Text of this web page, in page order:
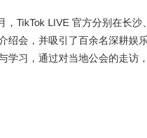
，TikTok LIVE 官方分别在长
绍会，并吸引了百余名深耕娱
学习，通过对当地公会的走访